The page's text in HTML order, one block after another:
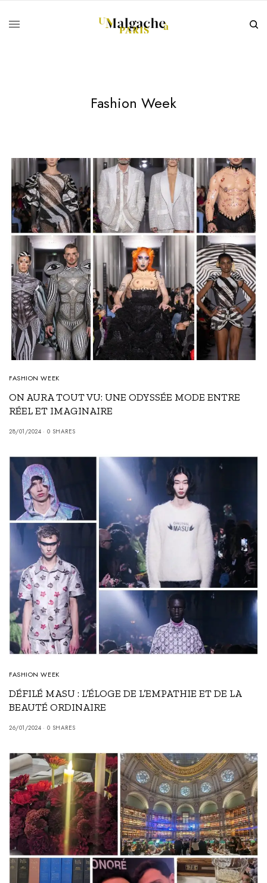
Fashion Week
FASHION WEEK
ON AURA TOUT VU: UNE ODYSSÉE MODE ENTRE
RÉEL ET IMAGINAIRE
28/01/2024 0 SHARES
FASHION WEEK
DÉFILÉ MASU : L’ÉLOGE DE L’EMPATHIE ET DE LA
BEAUTÉ ORDINAIRE
26/01/2024 0 SHARES